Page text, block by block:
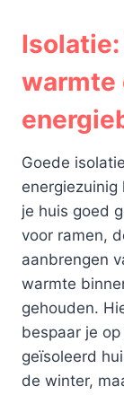
warmte
Goede
je huis goed
voor ramen,
aanbrengen
warmte
gehouden.
bespaar je
geïsoleerd
de winter,